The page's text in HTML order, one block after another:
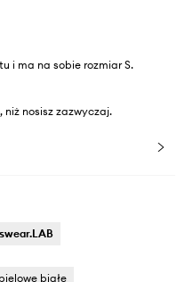
i ma na sobie rozmiar S.
nosisz zazwyczaj.
białe